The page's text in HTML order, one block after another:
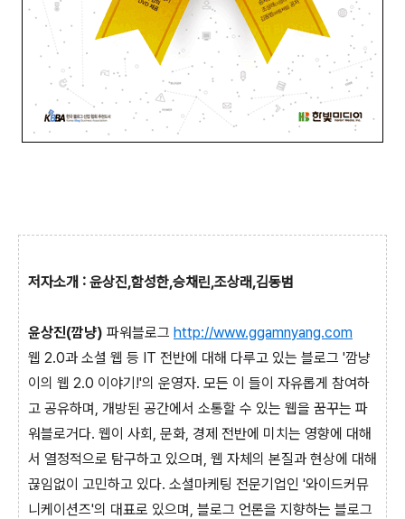
저자소개 : 윤상진,함성한,승채린,조상래,김동범
윤상진(깜냥) 파워블로그 http://www.ggamnyang.com
웹 2.0과 소셜 웹 등 IT 전반에 대해 다루고 있는 블로그 '깜냥
이의 웹 2.0 이야기!'의 운영자. 모든 이 들이 자유롭게 참여하
고 공유하며, 개방된 공간에서 소통할 수 있는 웹을 꿈꾸는 파
워블로거다. 웹이 사회, 문화, 경제 전반에 미치는 영향에 대해
서 열정적으로 탐구하고 있으며, 웹 자체의 본질과 현상에 대해
끊임없이 고민하고 있다. 소셜마케팅 전문기업인 '와이드커뮤
니케이션즈'의 대표로 있으며, 블로그 언론을 지향하는 블로그